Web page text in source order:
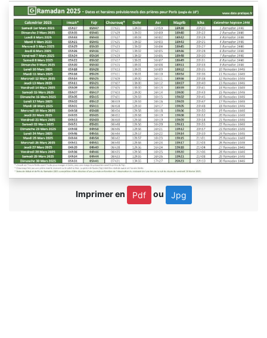
Imprimer en Pdf ou Jpg